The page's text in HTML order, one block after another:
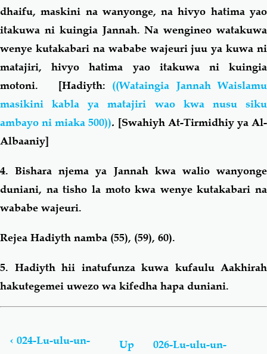
dhaifu, maskini na wanyonge, na hivyo hatima yao
itakuwa ni kuingia Jannah. Na wengineo watakuwa
wenye kutakabari na wababe wajeuri juu ya kuwa ni
matajiri, hivyo hatima yao itakuwa ni kuingia
motoni. [Hadiyth: ((Wataingia Jannah Waislamu
masikini kabla ya matajiri wao kwa nusu siku
ambayo ni miaka 500)). [Swahiyh At-Tirmidhiy ya Al-
Albaaniy]
4. Bishara njema ya Jannah kwa walio wanyonge
duniani, na tisho la moto kwa wenye kutakabari na
wababe wajeuri.
Rejea Hadiyth namba (55), (59), 60).
5. Hadiyth hii inatufunza kuwa kufaulu Aakhirah
hakutegemei uwezo wa kifedha hapa duniani.
links
‹ 024-Lu-ulu-un-
Up
026-Lu-ulu-un-